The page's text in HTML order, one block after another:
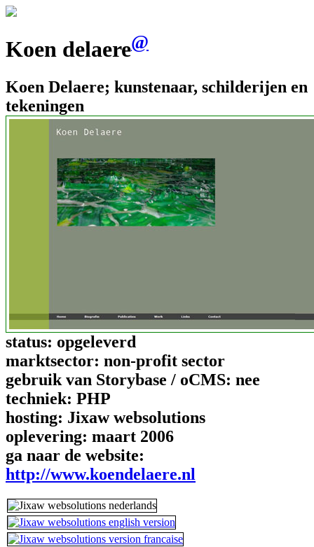
Koen delaere@
Koen Delaere; kunstenaar, schilderijen en
tekeningen
status: opgeleverd
marktsector: non-profit sector
gebruik van Storybase / oCMS: nee
techniek: PHP
hosting: Jixaw websolutions
oplevering: maart 2006
ga naar de website:
http://www.koendelaere.nl